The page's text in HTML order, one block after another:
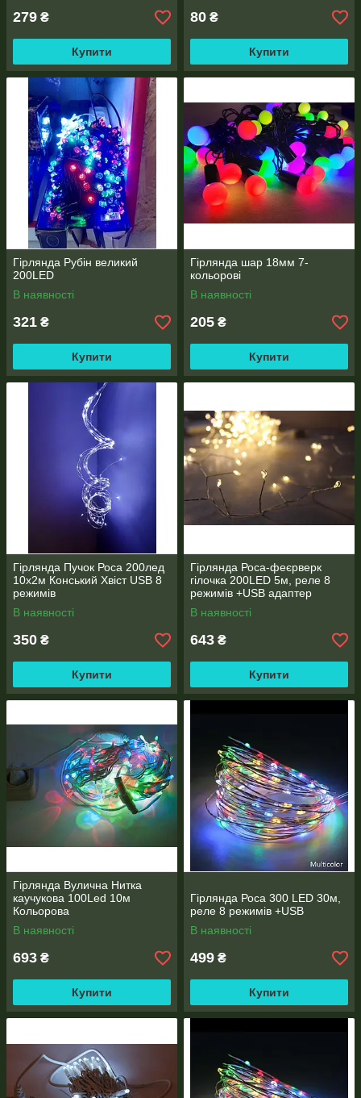
279 ₴
Купити
80 ₴
Купити
Гірлянда Рубін великий
200LED
В наявності
321 ₴
Купити
Гірлянда шар 18мм 7-
кольорові
В наявності
205 ₴
Купити
Гірлянда Пучок Роса 200лед
10х2м Конський Хвіст USB 8
режимів
В наявності
350 ₴
Купити
Гірлянда Роса-феєрверк
гілочка 200LED 5м, реле 8
режимів +USB адаптер
В наявності
643 ₴
Купити
Гірлянда Вулична Нитка
каучукова 100Led 10м
Кольорова
В наявності
693 ₴
Купити
Гірлянда Роса 300 LED 30м,
реле 8 режимів +USB
В наявності
499 ₴
Купити